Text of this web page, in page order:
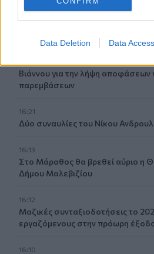
Data Deletion Data Access
Ροή ειδήσεων
Βιάννου για την λήψη αποφάσεων
παρεμβάσεων
16:21
Δύο συναυλίες του Νίκου
16:13
Στο Μάραθος θα βρεθεί αύριο η
Δήμου Μαλεβιζίου
16:12
Μαζικές συνταξιοδοτήσεις το
εργαζόμενους στην πρόωρη
16:10